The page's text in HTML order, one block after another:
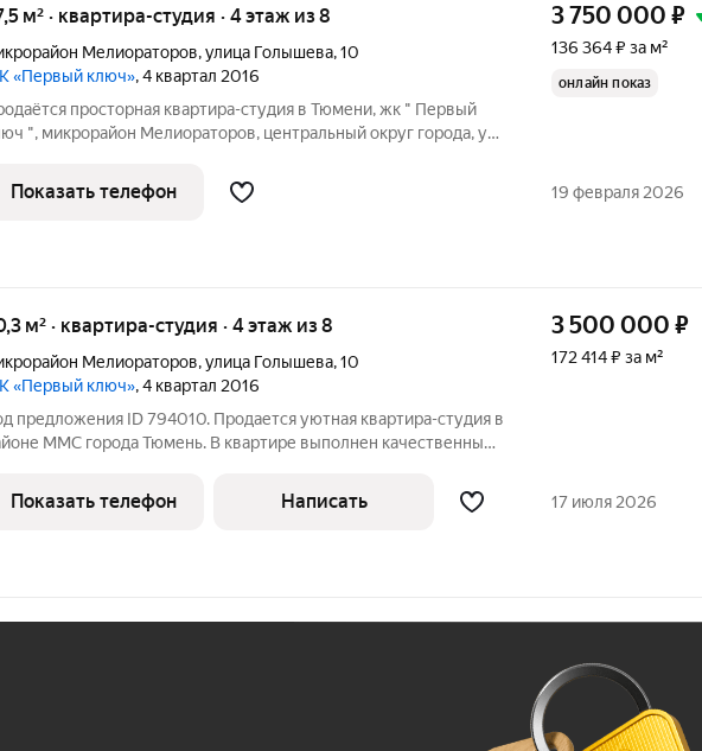
м² · квартира-студия · 4 этаж из 8
Мелиораторов,улица Голышева,10
ЖК «Первый ключ», 4 квартал 2016
просторная квартира-студия в Тюмени, жк " Первый
", микрорайон Мелиораторов, центральный округ города, ул.
- 27,5 м2. Выполнен косметический ремонт: натяжной
3 750 000 ₽
136 364 ₽ за м²
онлайн показ
Показать телефон 19 февраля 2026
м² · квартира-студия · 4 этаж из 8
Мелиораторов,улица Голышева,10
ЖК «Первый ключ», 4 квартал 2016
предложения ID 794010. Продается уютная квартира-студия в
ММС города Тюмень. В квартире выполнен качественный
имеет просторную лоджию, с которой открывается
3 500 000 ₽
172 414 ₽ за м²
Показать телефон Написать 17 июля 2026